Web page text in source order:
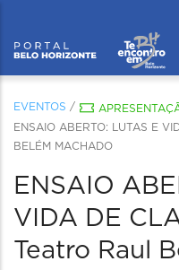
EVENTOS /
ENSAIO ABERTO: LUTAS E
BELÉM MACHADO
ENSAIO
VIDA DE
Teatro Raul